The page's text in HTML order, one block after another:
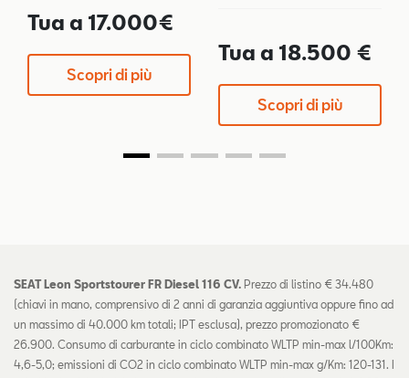
Tua a 17.000€
Scopri di più
Tua a 18.500 €
Scopri di più
SEAT Leon Sportstourer FR Diesel 116 CV. Prezzo di listino € 34.480
(chiavi in mano, comprensivo di 2 anni di garanzia aggiuntiva oppure fino ad
un massimo di 40.000 km totali; IPT esclusa), prezzo promozionato €
26.900. Consumo di carburante in ciclo combinato WLTP min-max l/100Km:
4,6-5,0; emissioni di CO2 in ciclo combinato WLTP min-max g/Km: 120-131. I